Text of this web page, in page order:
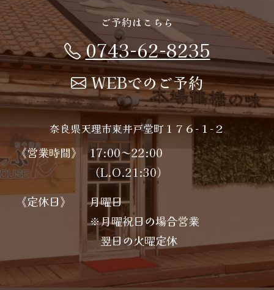
ご予約はこちら
0743-62-8235
WEBでのご予約
奈良県天理市東井戸堂町１７６−１−２
《営業時間》
17:00～22:00
（L.O.21:30）
《定休日》
月曜日
※月曜祝日の場合営業
翌日の火曜定休